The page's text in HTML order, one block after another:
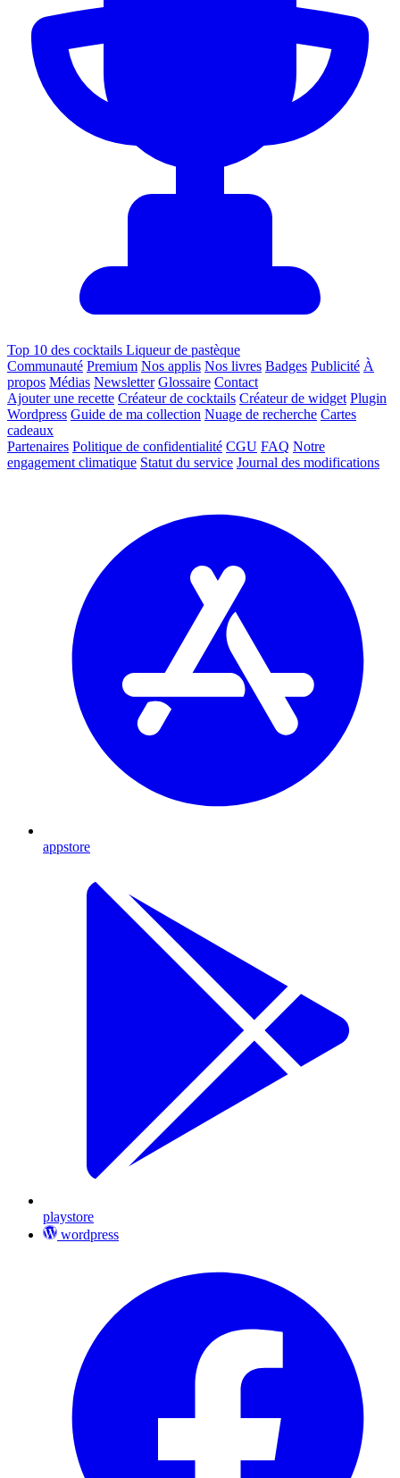
Top 10 des cocktails Liqueur de pastèque
Communauté Premium Nos applis Nos livres Badges Publicité À
propos Médias Newsletter Glossaire Contact
Ajouter une recette Créateur de cocktails Créateur de widget Plugin
Wordpress Guide de ma collection Nuage de recherche Cartes
cadeaux
Partenaires Politique de confidentialité CGU FAQ Notre
engagement climatique Statut du service Journal des modifications
appstore
playstore
wordpress